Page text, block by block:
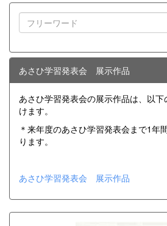
あさひ学習発表会 展示作品
あさひ学習発表会の展示作品は、以
けます。
＊来年度のあさひ学習発表会まで1年
ります。
あさひ学習発表会 展示作品